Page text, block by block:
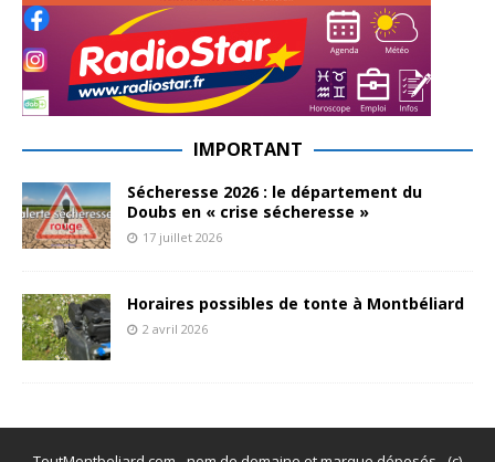
IMPORTANT
Sécheresse 2026 : le département du
Doubs en « crise sécheresse »
17 juillet 2026
Horaires possibles de tonte à Montbéliard
2 avril 2026